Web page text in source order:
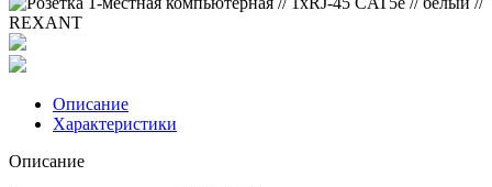
Описание
Характеристики
Описание